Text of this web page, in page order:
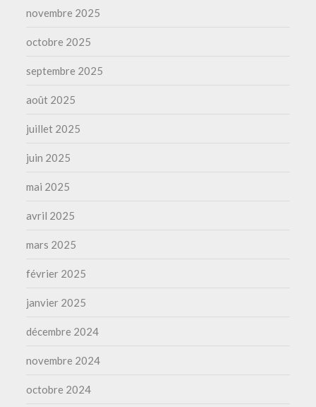
novembre 2025
octobre 2025
septembre 2025
août 2025
juillet 2025
juin 2025
mai 2025
avril 2025
mars 2025
février 2025
janvier 2025
décembre 2024
novembre 2024
octobre 2024